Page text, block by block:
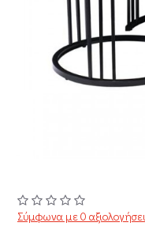
Σύμφωνα με 0